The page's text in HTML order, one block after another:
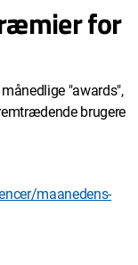
for
"awards",
brugere
maanedens-